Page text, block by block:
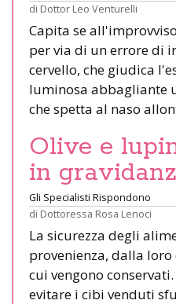
di Dottor Leo Venturelli
Capita se
per via di un errore di
cervello, che giudica
luminosa abbagliante
che spetta al naso
Olive e
in
Gli Specialisti Rispondono
di Dottoressa Rosa Lenoci
La sicurezza degli
provenienza, dalla
cui vengono
evitare i cibi venduti